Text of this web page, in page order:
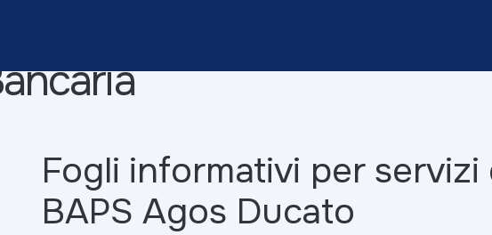
Fogli informativi per
BAPS Agos Ducato